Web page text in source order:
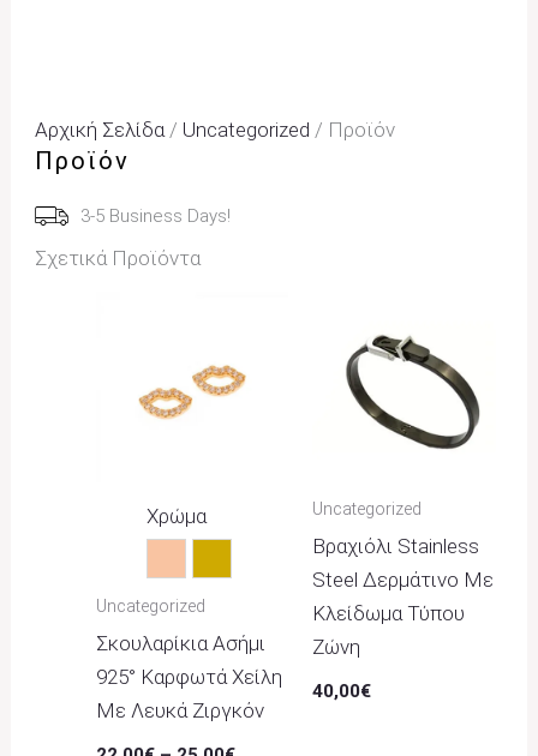
Αρχική Σελίδα / Uncategorized / Προϊόν
Προϊόν
3-5 Business Days!
Σχετικά Προϊόντα
Χρώμα
Rose Gold
Χρυσό
Uncategorized
Σκουλαρίκια Ασήμι
925° Καρφωτά Χείλη
Με Λευκά Ζιργκόν
25,00€
Uncategorized
Βραχιόλι Stainless
Steel Δερμάτινο Με
Κλείδωμα Τύπου
Ζώνη
40,00€